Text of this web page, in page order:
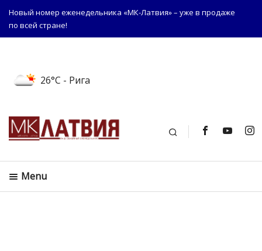
Новый номер еженедельника «МК-Латвия» – уже в продаже
по всей стране!
26°C - Рига
Поиск
Menu